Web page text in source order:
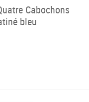
Cabochons
bleu